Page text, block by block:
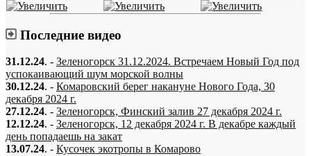
Последние видео
31.12.24. - Зеленогорск 31.12.2024. Встречаем Новый Год под
успокаивающий шум морской волны
30.12.24. - Комаровский берег накануне Нового Года, 30
декабря 2024 г.
27.12.24. - Зеленогорск, Финский залив 27 декабря 2024 г.
12.12.24. - Зеленогорск, 12 декабря 2024 г. В декабре каждый
день попадаешь на закат
13.07.24. - Кусочек экотропы в Комарово